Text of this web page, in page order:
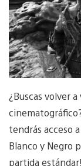
¿Buscas volver
tendrás acceso
Blanco y Negro
partida estándar!